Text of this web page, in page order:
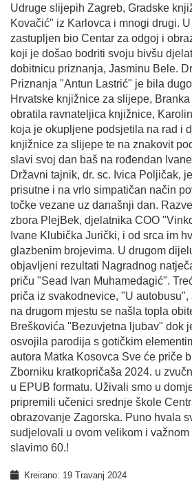
Udruge slijepih Zagreb, Gradske
Kovačić" iz Karlovca i mnogi drugi.
zastupljen bio Centar za odgoj i
koji je došao bodriti svoju bivšu
dobitnicu priznanja, Jasminu Bele.
Priznanja "Antun Lastrić" je bila
Hrvatske knjižnice za slijepe,
obratila ravnateljica knjižnice,
koja je okupljene podsjetila na rad i
knjižnice za slijepe te na znakovit
slavi svoj dan baš na rođendan
Državni tajnik, dr. sc. Ivica Poljičak,
prisutne i na vrlo simpatičan način
točke vezane uz današnji dan.
zbora PlejBek, djelatnika COO
Ivane Klubička Jurički, i od srca im
glazbenim brojevima. U drugom
objavljeni rezultati Nagradnog
priču "Sead Ivan Muhamedagić".
priča iz svakodnevice, "U autobusu",
na drugom mjestu se našla topla
Breškovića "Bezuvjetna ljubav" dok
osvojila parodija s gotičkim
autora Matka Kosovca Sve će priče
Zborniku kratkopričaša 2024. u
u EPUB formatu. Uživali smo u
pripremili učenici srednje škole
obrazovanje Zagorska. Puno hvala
sudjelovali u ovom velikom i
slavimo 60.!
Kreirano: 19 Travanj 2024